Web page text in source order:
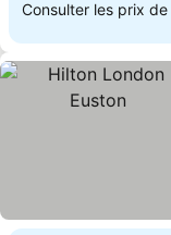
Consulter les prix de